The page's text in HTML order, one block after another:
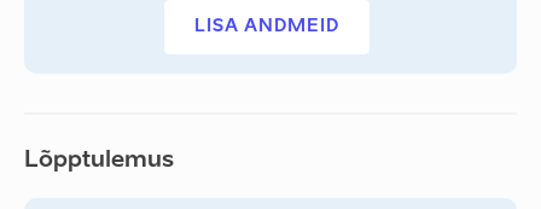
LISA ANDMEID
Lõpptulemus